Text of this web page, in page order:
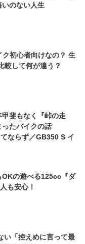
のない人生
初心者向けなの？ 生
較して何が違う？
斐もなく『峠の走
ったバイクの話
ならず／GB350 S イ
OKの遊べる125cc『ダ
も安心！
い「控えめに言って最